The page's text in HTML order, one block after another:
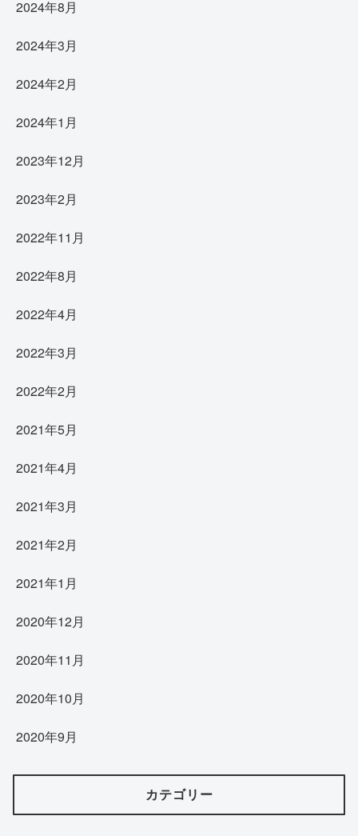
2024年8月
2024年3月
2024年2月
2024年1月
2023年12月
2023年2月
2022年11月
2022年8月
2022年4月
2022年3月
2022年2月
2021年5月
2021年4月
2021年3月
2021年2月
2021年1月
2020年12月
2020年11月
2020年10月
2020年9月
カテゴリー